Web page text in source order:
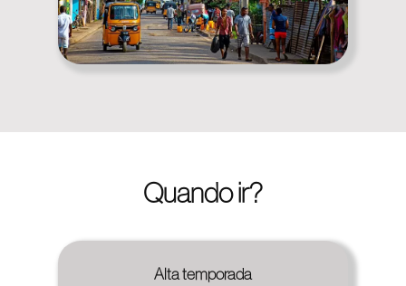
Quando ir?
Alta temporada